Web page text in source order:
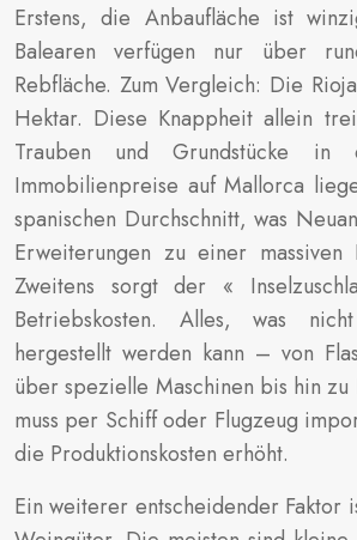
Erstens, die Anbaufläche ist
Balearen verfügen nur über
Rebfläche. Zum Vergleich: Die
Hektar. Diese Knappheit allein
Trauben und Grundstücke
Immobilienpreise auf Mallorca
spanischen Durchschnitt, was
Erweiterungen zu einer massiven
Zweitens sorgt der «
Betriebskosten. Alles, was
hergestellt werden kann – von
über spezielle Maschinen bis hin
muss per Schiff oder Flugzeug
die Produktionskosten erhöht.
Ein weiterer entscheidender Faktor